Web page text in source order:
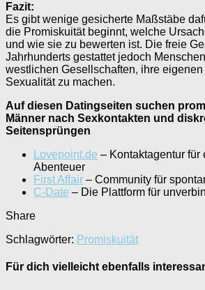
Fazit:
Es gibt wenige gesicherte Maßstäbe
die Promiskuität beginnt, welche
und wie sie zu bewerten ist. Die freie
Jahrhunderts gestattet jedoch
westlichen Gesellschaften, ihre
Sexualität zu machen.
Auf diesen Datingseiten suchen
Männer nach Sexkontakten und
Seitensprüngen
Lovepoint.de – Kontaktagentur für
Abenteuer
First Affair – Community für
C-Date – Die Plattform für
Share
Schlagwörter: Promiskuität
Für dich vielleicht ebenfalls